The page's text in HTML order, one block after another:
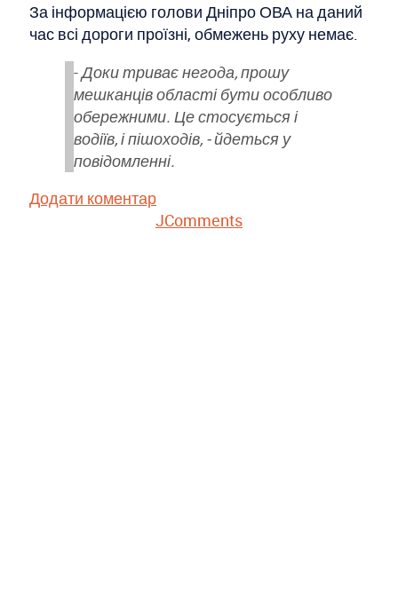
За інформацією голови Дніпро ОВА на даний
час всі дороги проїзні, обмежень руху немає.
-Доки триває негода, прошу
мешканців області бути особливо
обережними. Це стосується і
водіїв, і пішоходів, - йдеться у
повідомленні.
Додати коментар
JComments